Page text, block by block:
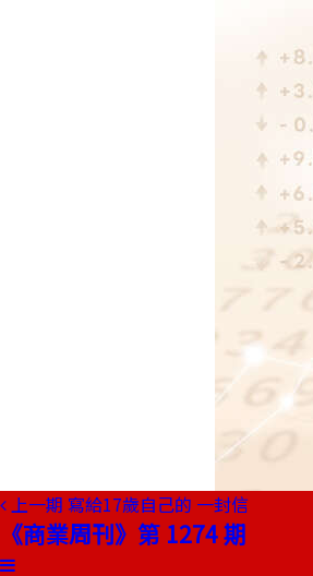
上一期 寫給17歲自己的 一封信
《商業周刊》第 1274 期